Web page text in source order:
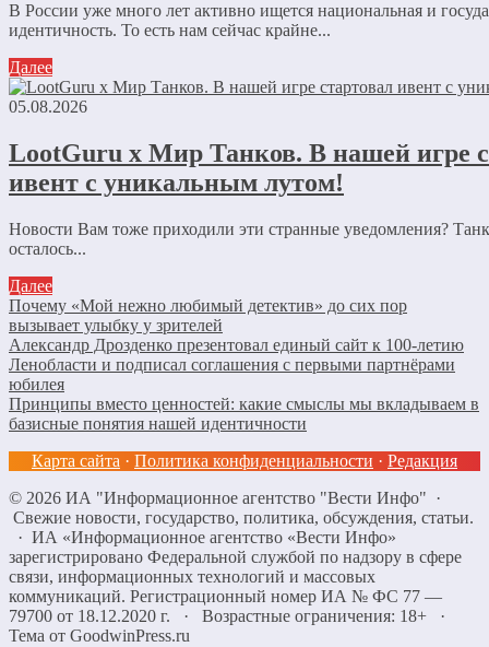
В России уже много лет активно ищется национальная и
идентичность. То есть нам сейчас крайне...
Далее
05.08.2026
LootGuru x Мир Танков. В нашей игре
ивент с уникальным лутом!
Новости Вам тоже приходили эти странные уведомления?
осталось...
Далее
Почему «Мой нежно любимый детектив» до сих пор
вызывает улыбку у зрителей
Александр Дрозденко презентовал единый сайт к 100-летию
Ленобласти и подписал соглашения с первыми партнёрами
юбилея
Принципы вместо ценностей: какие смыслы мы вкладываем в
базисные понятия нашей идентичности
Карта сайта · Политика конфиденциальности · Редакция
© 2026 ИА "Информационное агентство "Вести Инфо" ·
Свежие новости, государство, политика, обсуждения, статьи.
· ИА «Информационное агентство «Вести Инфо»
зарегистрировано Федеральной службой по надзору в сфере
связи, информационных технологий и массовых
коммуникаций. Регистрационный номер ИА № ФС 77 —
79700 от 18.12.2020 г. · Возрастные ограничения: 18+
·
Тема от GoodwinPress.ru